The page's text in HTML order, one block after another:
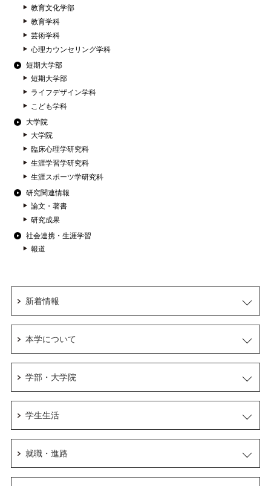
教育文化学部
教育学科
芸術学科
心理カウンセリング学科
短期大学部
短期大学部
ライフデザイン学科
こども学科
大学院
大学院
臨床心理学研究科
生涯学習学研究科
生涯スポーツ学研究科
研究関連情報
論文・著書
研究成果
社会連携・生涯学習
報道
新着情報
本学について
学部・大学院
学生生活
就職・進路